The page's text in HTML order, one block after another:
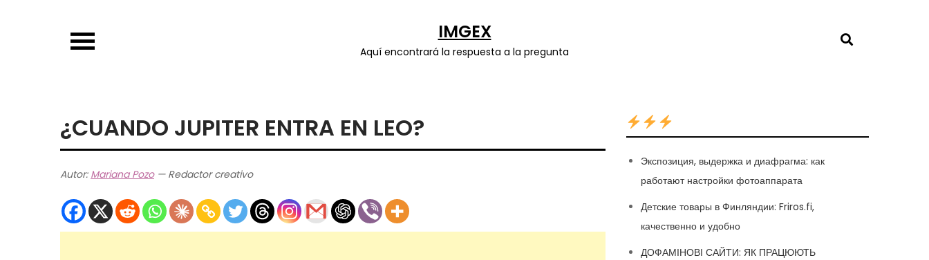
IMGEX
Aquí encontrará la respuesta a la pregunta
¿CUANDO JUPITER ENTRA EN LEO?
Autor: Mariana Pozo— Redactor creativo
Экспозиция, выдержка и диафрагма: как
работают настройки фотоаппарата
Детские товары в Финляндии: Friros.fi,
качественно и удобно
ДОФАМІНОВІ САЙТИ: ЯК ПРАЦЮЮТЬ